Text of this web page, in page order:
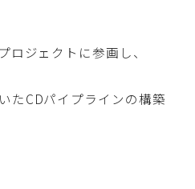
ジェクトに参画し、
たCDパイプラインの構築